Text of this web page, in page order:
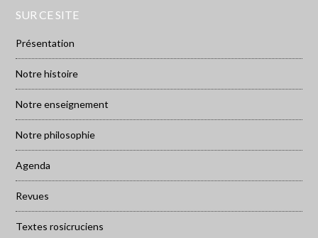
SUR CE SITE
Présentation
Notre histoire
Notre enseignement
Notre philosophie
Agenda
Revues
Textes rosicruciens